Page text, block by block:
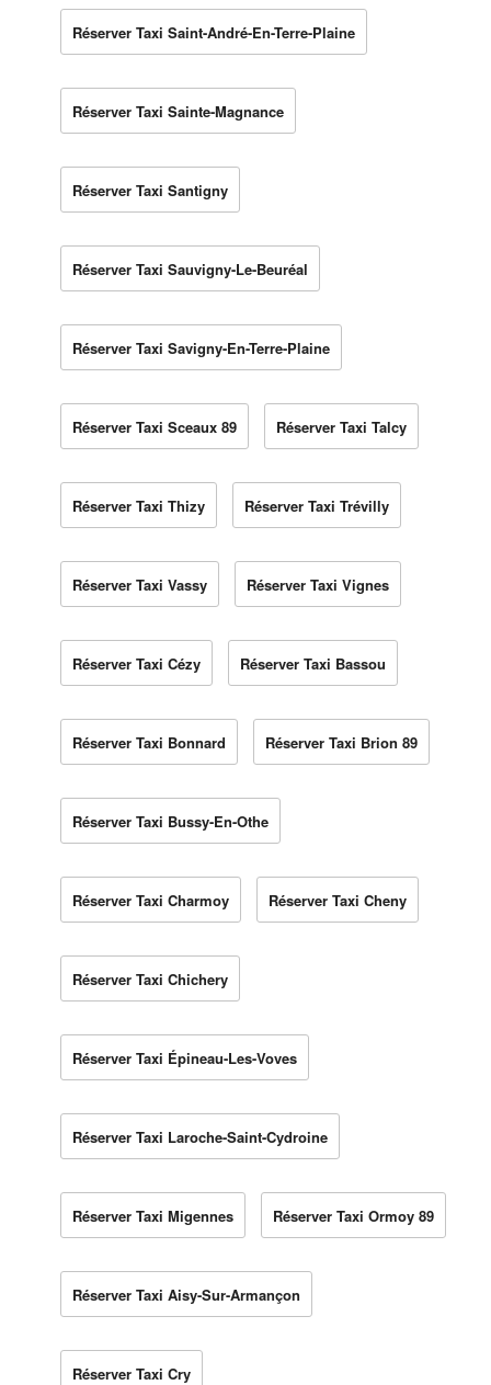
Réserver Taxi Saint-André-En-Terre-Plaine
Réserver Taxi Sainte-Magnance
Réserver Taxi Santigny
Réserver Taxi Sauvigny-Le-Beuréal
Réserver Taxi Savigny-En-Terre-Plaine
Réserver Taxi Sceaux 89 Réserver Taxi Talcy
Réserver Taxi Thizy Réserver Taxi Trévilly
Réserver Taxi Vassy Réserver Taxi Vignes
Réserver Taxi Cézy Réserver Taxi Bassou
Réserver Taxi Bonnard Réserver Taxi Brion 89
Réserver Taxi Bussy-En-Othe
Réserver Taxi Charmoy Réserver Taxi Cheny
Réserver Taxi Chichery
Réserver Taxi Épineau-Les-Voves
Réserver Taxi Laroche-Saint-Cydroine
Réserver Taxi Migennes Réserver Taxi Ormoy 89
Réserver Taxi Aisy-Sur-Armançon
Réserver Taxi Cry